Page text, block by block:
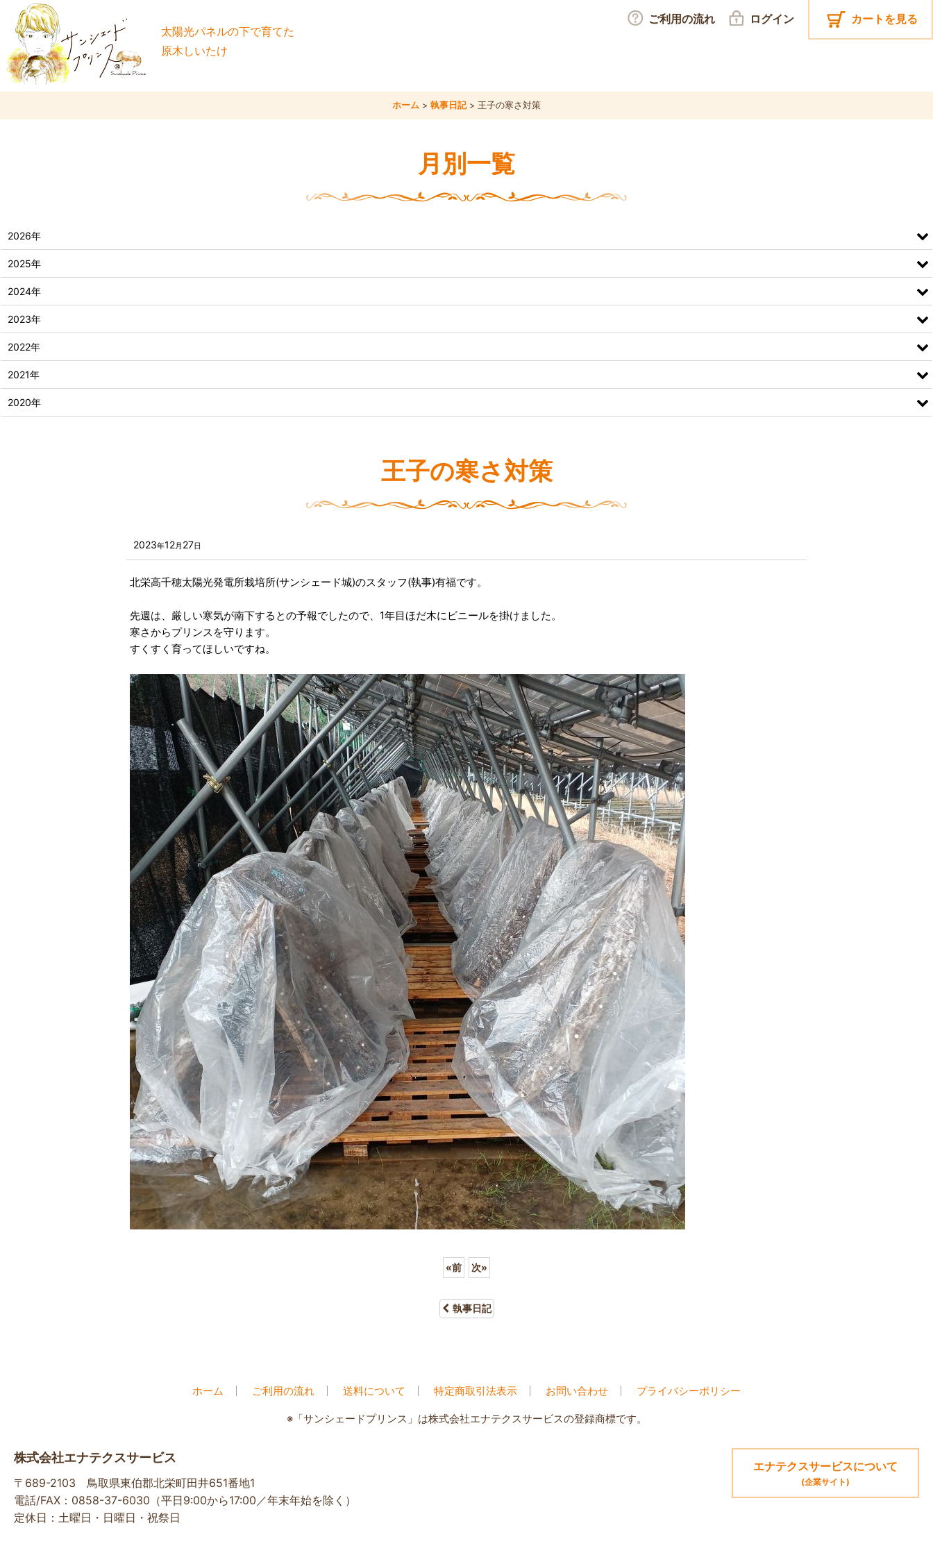
太陽光パネルの下で育てた
原木しいたけ
ご利用の流れ ログイン カートを見る
ホーム > 執事日記 > 王子の寒さ対策
王子の寒さ対策
2023年12月 27日
北栄高千穂太陽光発電所栽培所(サンシェード城)のスタッフ(執事)有福です。
先週は、厳しい寒気が南下するとの予報でしたので、1年目ほだ木にビニールを掛けました。
寒さからプリンスを守ります。
すくすく育ってほしいですね。
«前 次»
執事日記
月別一覧
2026年
2025年
2024年
2023年
2022年
2021年
2020年
ホーム ご利用の流れ 送料について 特定商取引法表示 お問い合わせ プライバシーポリシー
※「サンシェードプリンス」は株式会社エナテクスサービスの登録商標です。
株式会社エナテクスサービス
〒689-2103 鳥取県東伯郡北栄町田井651番地1
電話/FAX：0858-37-6030（平日9:00から17:00／年末年始を除く）
定休日：土曜日・日曜日・祝祭日
エナテクスサービスについて
(企業サイト)